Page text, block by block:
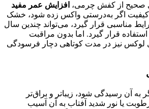
صحیح از کفش چرمی، افزایش عمر مفید
اگر به‌درستی واکس زده شود، خشک
مناسبی قرار گیرد، می‌تواند چندین سال
قرار گیرد. اما بدون مراقبت
نیز در مدت کوتاهی دچار فرسودگی
آن رسیدگی شود، زیباتر و براق‌تر
یا نور شدید آفتاب به آن آسیب